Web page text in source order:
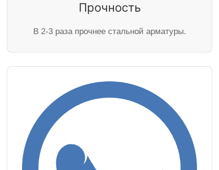
Прочность
В 2-3 раза прочнее стальной арматуры.